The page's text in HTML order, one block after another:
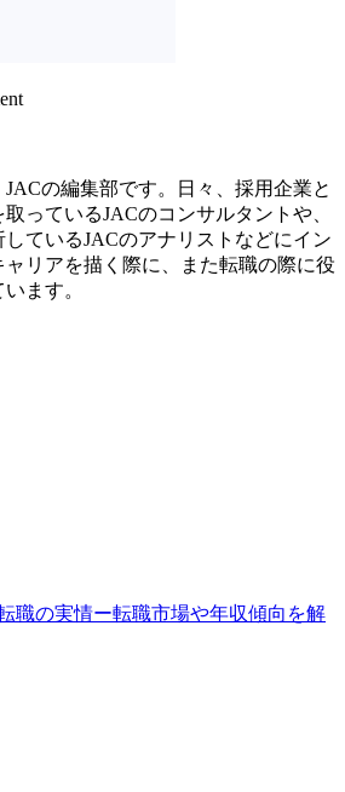
の編集部です。日々、採用企業と
っているJACのコンサルタントや、
ているJACのアナリストなどにイン
リアを描く際に、また転職の際に役
ます。
職の実情ー転職市場や年収傾向を解